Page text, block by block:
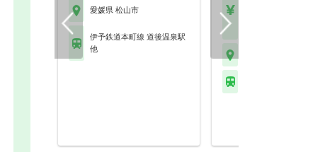
愛媛県 松山市
伊予鉄道本町線 道後温泉駅
他